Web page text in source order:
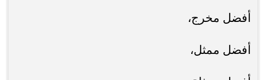
أفضل مخرج،
أفضل ممثل،